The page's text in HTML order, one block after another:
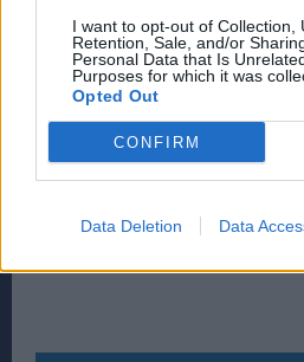
I want to opt-out of Collection,
Retention, Sale, and/or
Personal Data that Is
Purposes for which it was
Opted Out
CONFIRM
Data Deletion Data